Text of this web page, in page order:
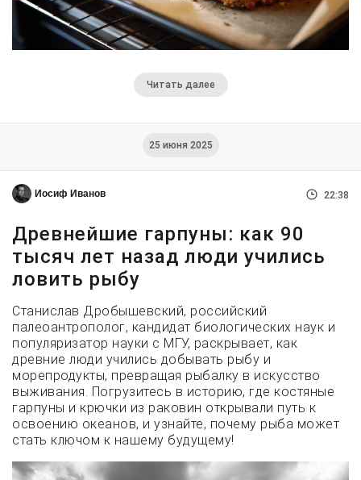
Читать далее
25 июня 2025
Иосиф Иванов 22:38
Древнейшие гарпуны: как 90
тысяч лет назад люди учились
ловить рыбу
Станислав Дробышевский, российский
палеоантрополог, кандидат биологических наук и
популяризатор науки с МГУ, раскрывает, как
древние люди учились добывать рыбу и
морепродукты, превращая рыбалку в искусство
выживания. Погрузитесь в историю, где костяные
гарпуны и крючки из раковин открывали путь к
освоению океанов, и узнайте, почему рыба может
стать ключом к нашему будущему!